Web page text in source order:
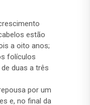
estão
a oito anos;
folículos
duas a três
por um
e, no final da